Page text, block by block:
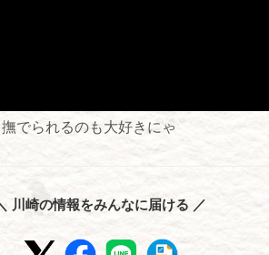
でられるのも大好きにゃ
川崎の情報をみんなに届ける ／